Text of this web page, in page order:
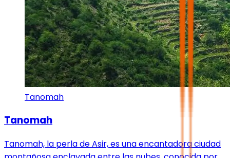
Tanomah
Tanomah
Tanomah, la perla de Asir, es una encantadora ciudad